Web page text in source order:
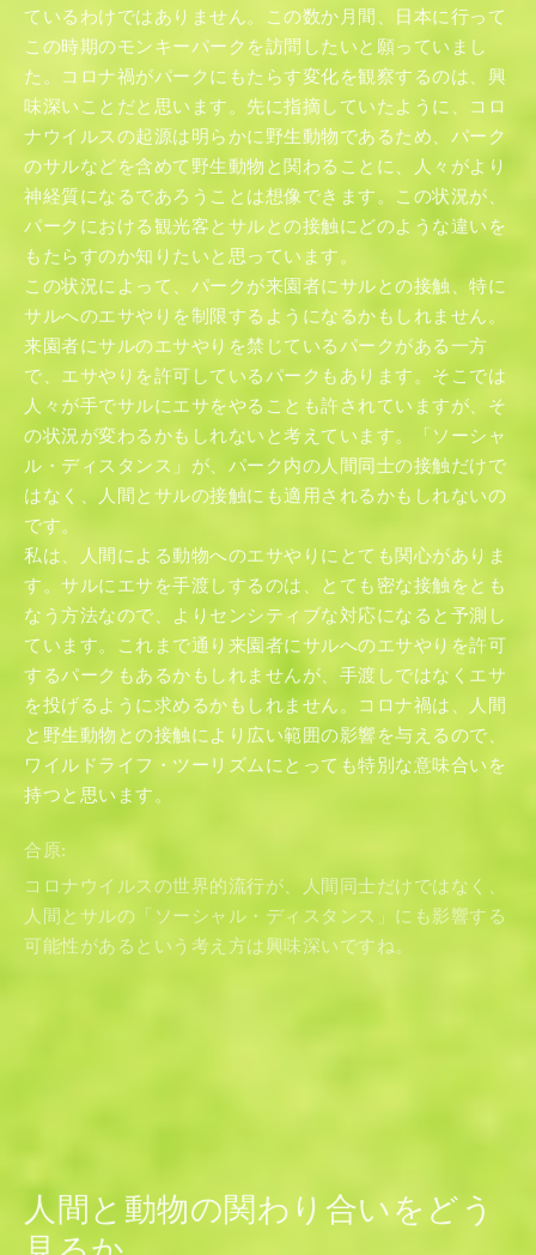
ているわけではありません。この数か月間、日本に行って
この時期のモンキーパークを訪問したいと願っていまし
た。コロナ禍がパークにもたらす変化を観察するのは、興
味深いことだと思います。先に指摘していたように、コロ
ナウイルスの起源は明らかに野生動物であるため、パーク
のサルなどを含めて野生動物と関わることに、人々がより
神経質になるであろうことは想像できます。この状況が、
パークにおける観光客とサルとの接触にどのような違いを
もたらすのか知りたいと思っています。
この状況によって、パークが来園者にサルとの接触、特に
サルへのエサやりを制限するようになるかもしれません。
来園者にサルのエサやりを禁じているパークがある一方
で、エサやりを許可しているパークもあります。そこでは
人々が手でサルにエサをやることも許されていますが、そ
の状況が変わるかもしれないと考えています。「ソーシャ
ル・ディスタンス」が、パーク内の人間同士の接触だけで
はなく、人間とサルの接触にも適用されるかもしれないの
です。
私は、人間による動物へのエサやりにとても関心がありま
す。サルにエサを手渡しするのは、とても密な接触をとも
なう方法なので、よりセンシティブな対応になると予測し
ています。これまで通り来園者にサルへのエサやりを許可
するパークもあるかもしれませんが、手渡しではなくエサ
を投げるように求めるかもしれません。コロナ禍は、人間
と野生動物との接触により広い範囲の影響を与えるので、
ワイルドライフ・ツーリズムにとっても特別な意味合いを
持つと思います。
合原:
コロナウイルスの世界的流行が、人間同士だけではなく、
人間とサルの「ソーシャル・ディスタンス」にも影響する
可能性があるという考え方は興味深いですね。
人間と動物の関わり合いをどう